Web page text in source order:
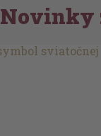
Novinky